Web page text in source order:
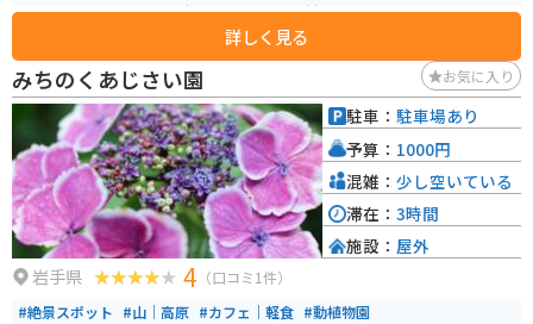
レストランや特産品販売所があり、地元の食材を使った料理や、お土産にぴ
ったりな特産品を購入することができます。 周辺には、キャンプ場や温泉施
設もあるので、宿泊してゆっくりと過ごすのもおすすめです。バイクで訪れ
る場合、駐車場も広く停めやすいので安心です。 周辺道路は、ワインディン
グロードとしても人気があり、ツーリングにも最適なエリアです。ただし、
山間部のため、天候の変化には注意が必要です。 道の駅 錦秋湖で、雄大な自
然と触れ合いながら、地元の美味しいものを楽しんでみてはいかがでしょう
か。
詳しく見る
みちのくあじさい園 お気に入り
岩手県 4 （口コミ1件）
#絶景スポット #山｜高原 #カフェ｜軽食 #動植物園
駐車： 駐車場あり
予算： 1000円
混雑： 少し空いている
滞在： 3時間
施設： 屋外